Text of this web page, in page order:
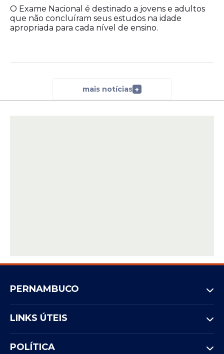
O Exame Nacional é destinado a jovens e adultos
que não concluíram seus estudos na idade
apropriada para cada nível de ensino.
mais notícias +
PERNAMBUCO
LINKS ÚTEIS
POLÍTICA